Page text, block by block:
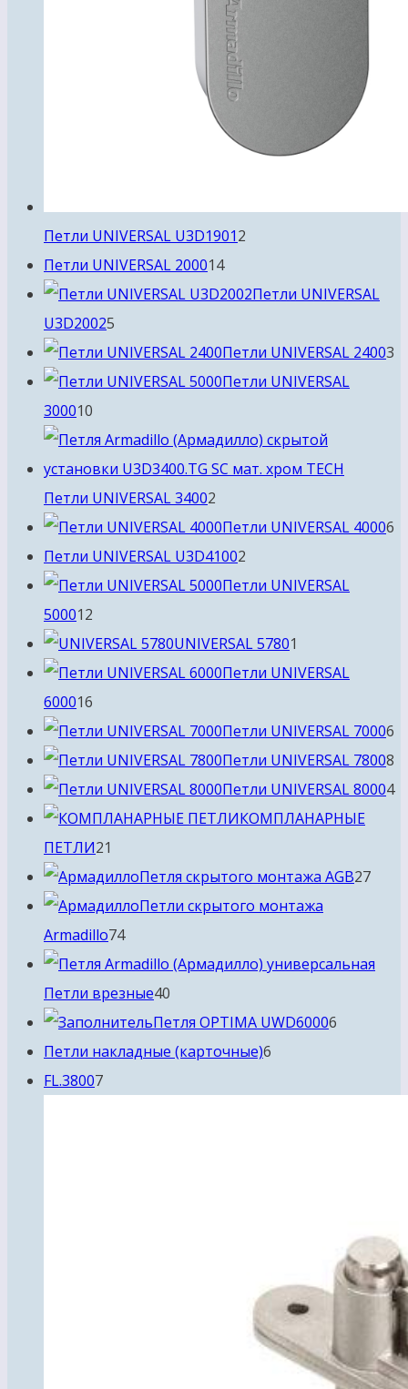
Петли UNIVERSAL U3D19012
Петли UNIVERSAL 20001414
товаровПетли UNIVERSAL
U3D20025
товаров
Петли UNIVERSAL 24003
Петли UNIVERSAL
300010
товаров
Петли UNIVERSAL 34002
товара
Петли UNIVERSAL 40006
Петли UNIVERSAL U3D41002
товара
Петли UNIVERSAL
500012
товаров
UNIVERSAL 57801
товар
Петли UNIVERSAL
600016
товаров
Петли UNIVERSAL 70006
Петли UNIVERSAL 78008
Петли UNIVERSAL 800044
КОМПЛАНАРНЫЕ
ПЕТЛИ21
товарПетля скрытого монтажа AGB2727
Петли скрытого монтажа
Armadillo7474
товара
Петли врезные40
товаров
Петля OPTIMA UWD60006
Петли накладные (карточные)6
FL.380077